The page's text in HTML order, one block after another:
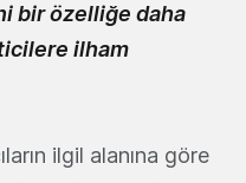
bir özelliğe daha
ilham
ilgil alanına göre